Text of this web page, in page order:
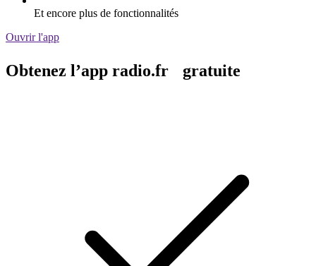
Et encore plus de fonctionnalités
Ouvrir l'app
Obtenez l’app radio.fr gratuite